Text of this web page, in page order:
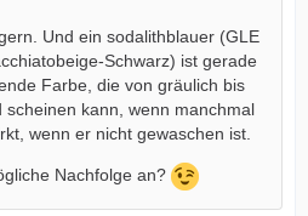
Und ein sodalithblauer (GLE
Schwarz) ist gerade
Farbe, die von gräulich bis
kann, wenn manchmal
wenn er nicht gewaschen ist.
Nachfolge an?